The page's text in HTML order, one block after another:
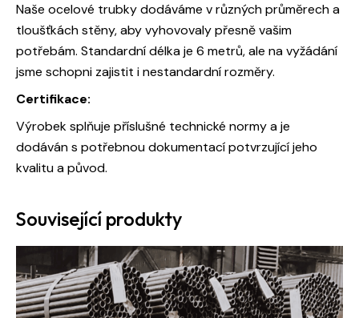
Naše ocelové trubky dodáváme v různých průměrech a
tloušťkách stěny, aby vyhovovaly přesně vašim
potřebám. Standardní délka je 6 metrů, ale na vyžádání
jsme schopni zajistit i nestandardní rozměry.
Certifikace:
Výrobek splňuje příslušné technické normy a je
dodáván s potřebnou dokumentací potvrzující jeho
kvalitu a původ.
Související produkty